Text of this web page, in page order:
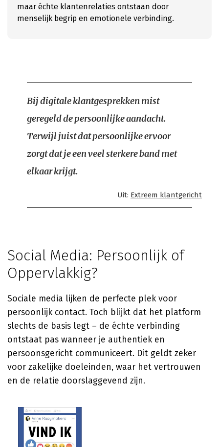
maar échte klantenrelaties ontstaan door
menselijk begrip en emotionele verbinding.
Bij digitale klantgesprekken mist
geregeld de persoonlijke aandacht.
Terwijl juist dat persoonlijke ervoor
zorgt dat je een veel sterkere band met
elkaar krijgt.
Uit: Extreem klantgericht
Social Media: Persoonlijk of
Oppervlakkig?
Sociale media lijken de perfecte plek voor
persoonlijk contact. Toch blijkt dat het platform
slechts de basis legt – de échte verbinding
ontstaat pas wanneer je authentiek en
persoonsgericht communiceert. Dit geldt zeker
voor zakelijke doeleinden, waar het vertrouwen
en de relatie doorslaggevend zijn.